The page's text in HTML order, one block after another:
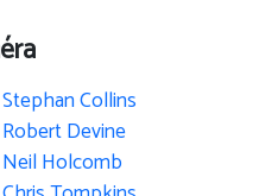
Stephan Collins
Robert Devine
Neil Holcomb